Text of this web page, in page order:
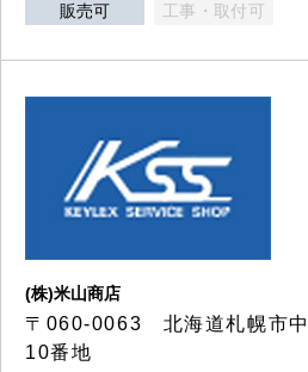
販売可 工事・取付可
(株)米山商店
〒060-0063 北海道札幌市中
10番地